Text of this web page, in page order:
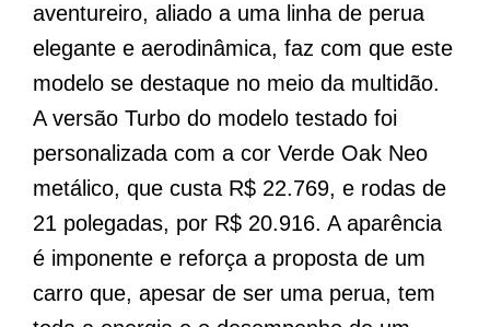
aventureiro, aliado a uma linha de perua
elegante e aerodinâmica, faz com que este
modelo se destaque no meio da multidão.
A versão Turbo do modelo testado foi
personalizada com a cor Verde Oak Neo
metálico, que custa R$ 22.769, e rodas de
21 polegadas, por R$ 20.916. A aparência
é imponente e reforça a proposta de um
carro que, apesar de ser uma perua, tem